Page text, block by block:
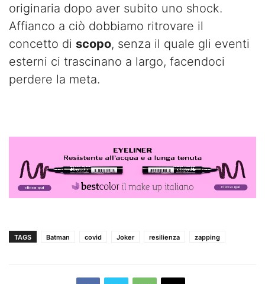
originaria dopo aver subito uno shock.
Affianco a ciò dobbiamo ritrovare il
concetto di scopo, senza il quale gli eventi
esterni ci trascinano a largo, facendoci
perdere la meta.
TAGS Batman covid Joker resilienza zapping